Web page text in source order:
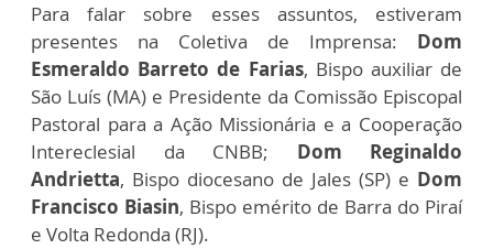
Para falar sobre esses assuntos, estiveram
presentes na Coletiva de Imprensa: Dom
Esmeraldo Barreto de Farias, Bispo auxiliar de
São Luís (MA) e Presidente da Comissão Episcopal
Pastoral para a Ação Missionária e a Cooperação
Intereclesial da CNBB; Dom Reginaldo
Andrietta, Bispo diocesano de Jales (SP) e Dom
Francisco Biasin, Bispo emérito de Barra do Piraí
e Volta Redonda (RJ).